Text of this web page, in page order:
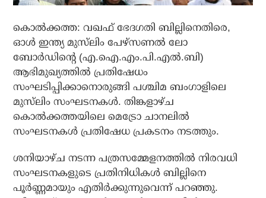
കൊൽക്കത്ത: വഖഫ് ഭേദഗതി ബില്ലിനെതിരെ,
ഓൾ ഇന്ത്യ മുസ്‌ലിം പേഴ്‌സണൽ ലോ
ബോർഡിന്റെ (എ.ഐ.എം.പി.എൽ.ബി)
ആഭിമുഖ്യത്തിൽ പ്രതിഷേധം
സംഘടിപ്പിക്കാനൊരുങ്ങി പശ്ചിമ ബംഗാളിലെ
മുസ്‌ലിം സംഘടനകൾ. തിങ്കളാഴ്ച
കൊൽക്കത്തയിലെ മെട്രോ ചാനലിൽ
സംഘടനകൾ പ്രതിഷേധ പ്രകടനം നടത്തും.
ശനിയാഴ്ച നടന്ന പത്രസമ്മേളനത്തിൽ നിരവധി
സംഘടനകളുടെ പ്രതിനിധികൾ ബില്ലിനെ
പൂർണ്ണമായും എതിർക്കുന്നുവെന്ന് പറഞ്ഞു.